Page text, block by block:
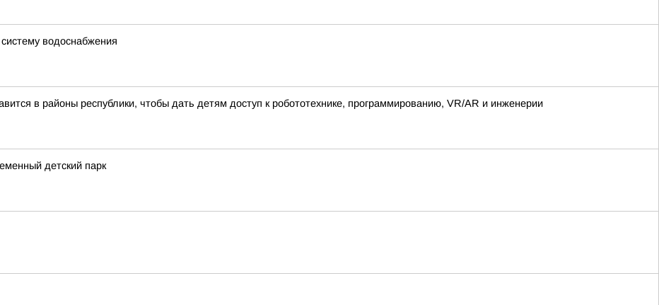
водоснабжения
в районы республики, чтобы дать детям доступ к робототехнике, программированию, VR/AR и инженерии
детский парк